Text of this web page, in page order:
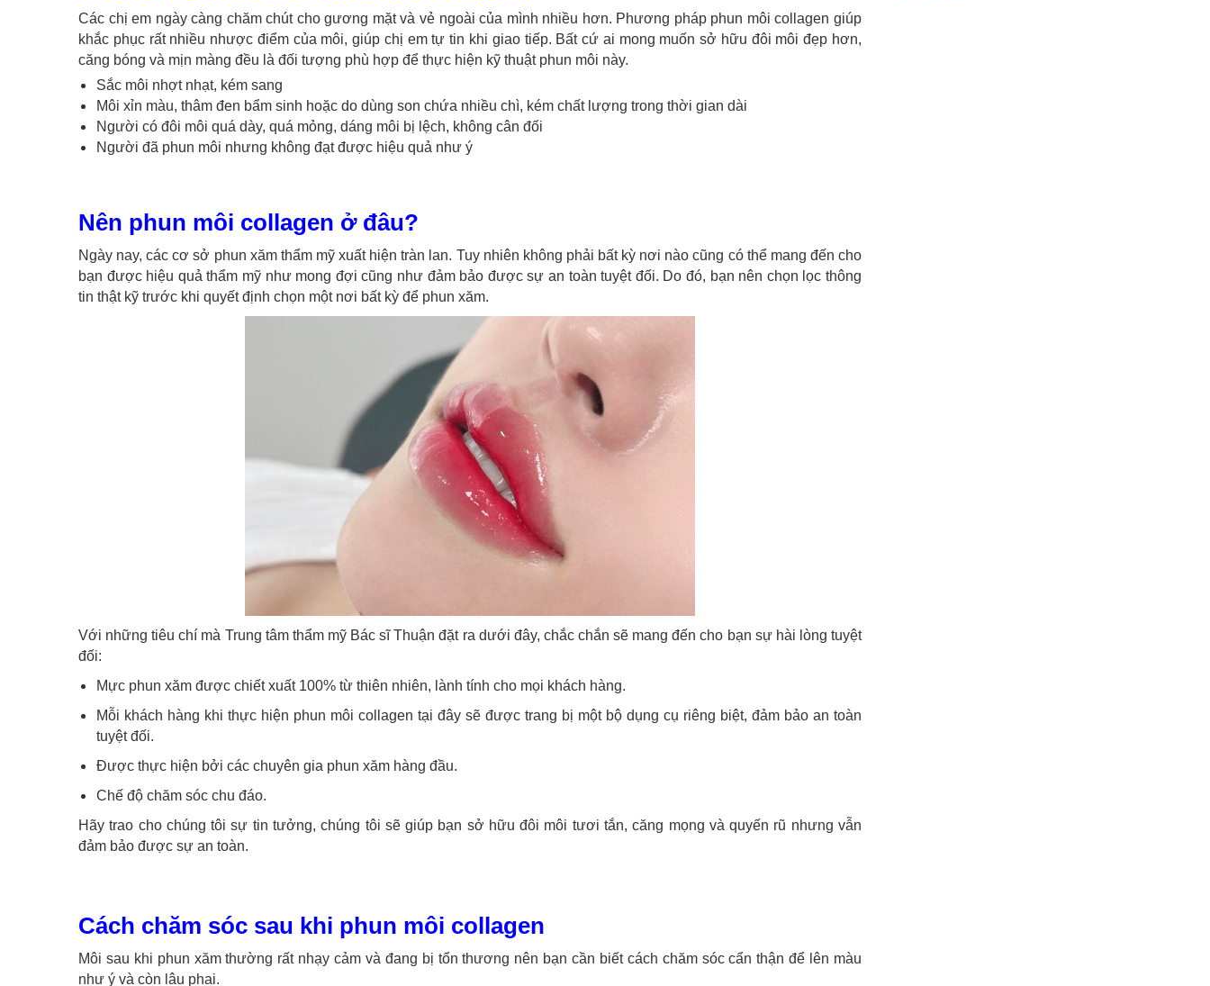
Các chị em ngày càng chăm chút cho gương mặt và vẻ ngoài của mình nhiều hơn. Phương pháp phun môi collagen giúp
khắc phục rất nhiều nhược điểm của môi, giúp chị em tự tin khi giao tiếp. Bất cứ ai mong muốn sở hữu đôi môi đẹp hơn,
căng bóng và mịn màng đều là đối tượng phù hợp để thực hiện kỹ thuật phun môi này.
Sắc môi nhợt nhạt, kém sang
Môi xỉn màu, thâm đen bẩm sinh hoặc do dùng son chứa nhiều chì, kém chất lượng trong thời gian dài
Người có đôi môi quá dày, quá mỏng, dáng môi bị lệch, không cân đối
Người đã phun môi nhưng không đạt được hiệu quả như ý
Nên phun môi collagen ở đâu?
Ngày nay, các cơ sở phun xăm thẩm mỹ xuất hiện tràn lan. Tuy nhiên không phải bất kỳ nơi nào cũng có thể mang đến cho
bạn được hiệu quả thẩm mỹ như mong đợi cũng như đảm bảo được sự an toàn tuyệt đối. Do đó, bạn nên chọn lọc thông
tin thật kỹ trước khi quyết định chọn một nơi bất kỳ để phun xăm.
Với những tiêu chí mà Trung tâm thẩm mỹ Bác sĩ Thuận đặt ra dưới đây, chắc chắn sẽ mang đến cho bạn sự hài lòng tuyệt
đối:
Mực phun xăm được chiết xuất 100% từ thiên nhiên, lành tính cho mọi khách hàng.
Mỗi khách hàng khi thực hiện phun môi collagen tại đây sẽ được trang bị một bộ dụng cụ riêng biệt, đảm bảo an toàn
tuyệt đối.
Được thực hiện bởi các chuyên gia phun xăm hàng đầu.
Chế độ chăm sóc chu đáo.
Hãy trao cho chúng tôi sự tin tưởng, chúng tôi sẽ giúp bạn sở hữu đôi môi tươi tắn, căng mọng và quyến rũ nhưng vẫn
đảm bảo được sự an toàn.
Cách chăm sóc sau khi phun môi collagen
Môi sau khi phun xăm thường rất nhạy cảm và đang bị tổn thương nên bạn cần biết cách chăm sóc cẩn thận để lên màu
như ý và còn lâu phai.